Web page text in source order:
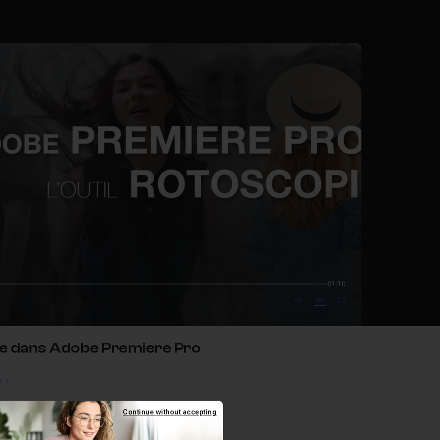
01:10
mute video
SubtitlesFullscreen
dans Adobe Premiere Pro